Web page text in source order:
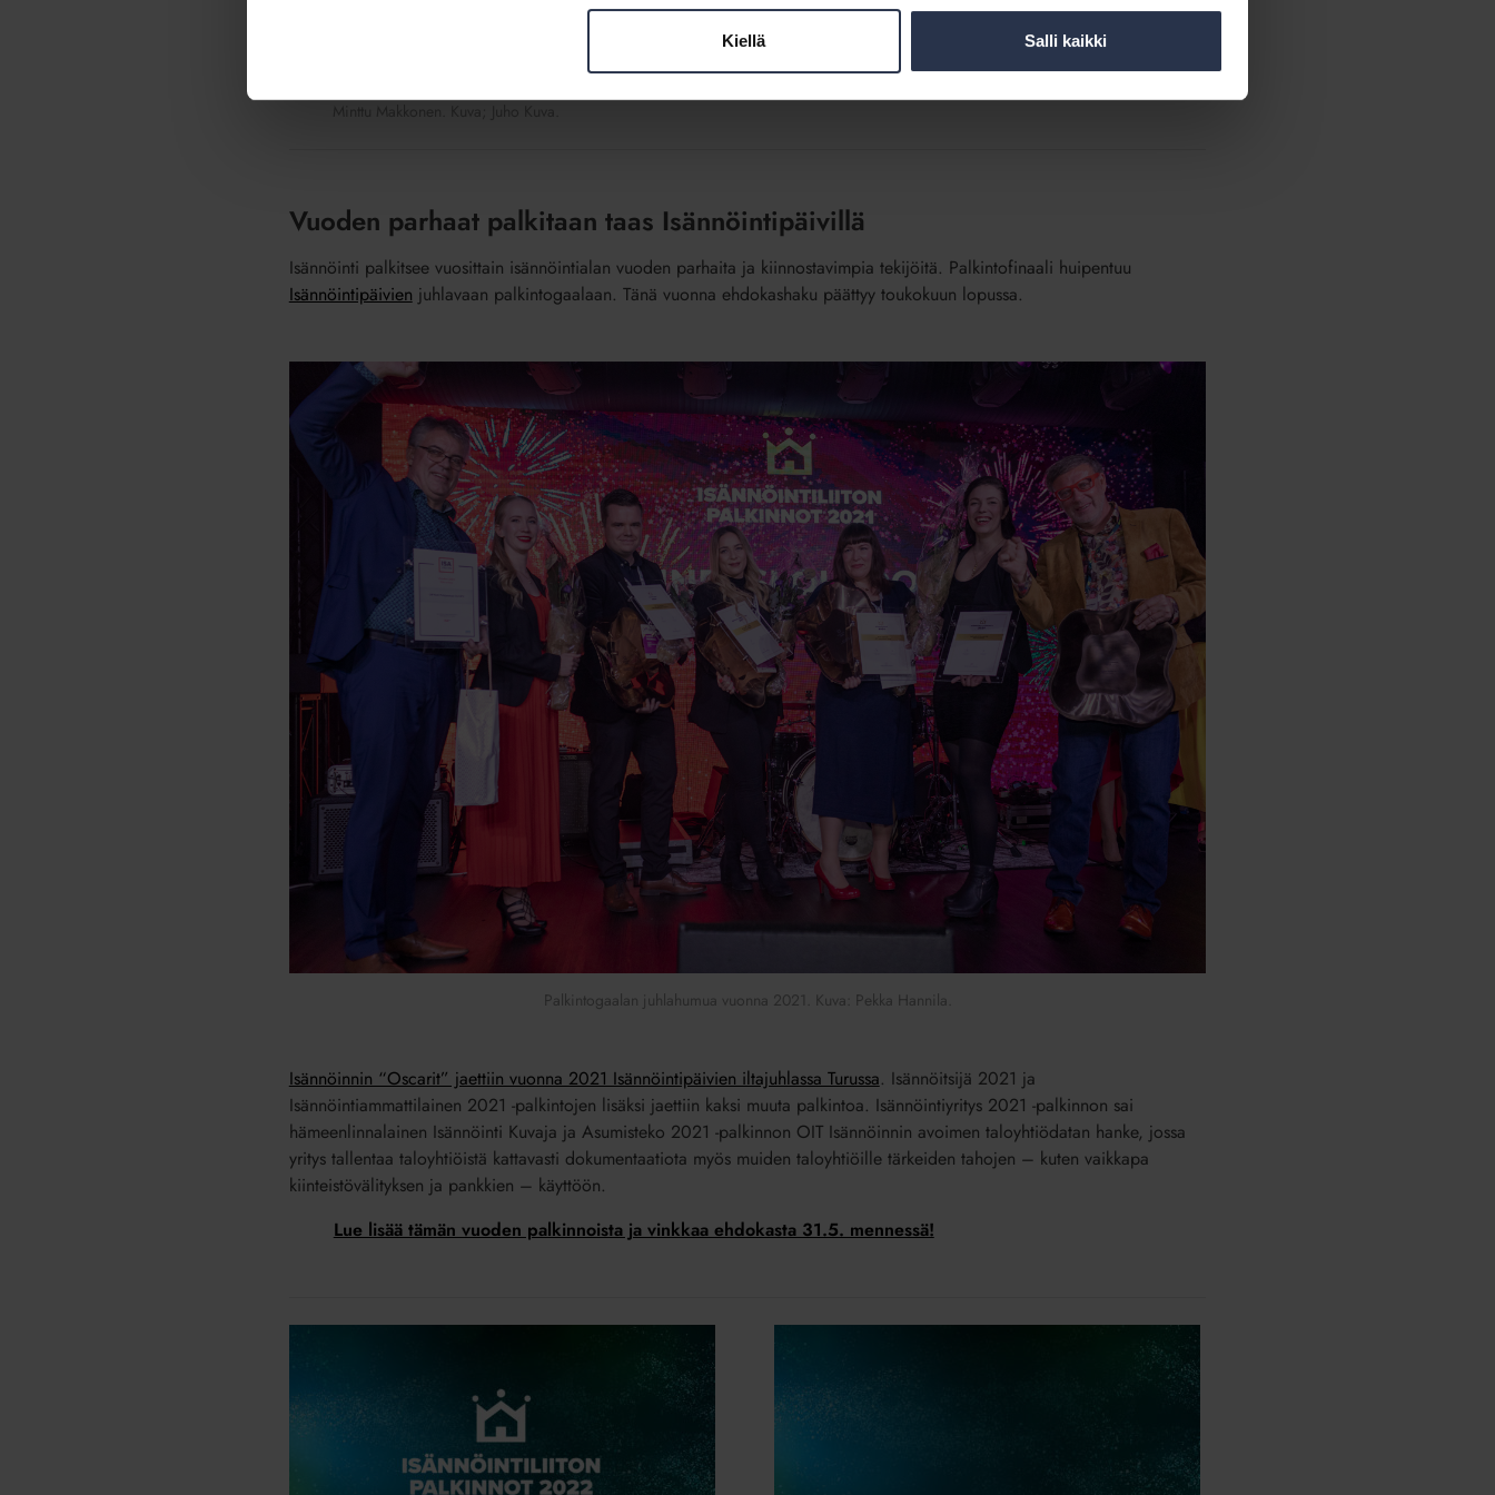
Kiellä Salli kaikki
Kilpasarjaan ovat tervetulleita isännöintiyrityksissä muissa rooleissa kuin
isännöitsijänä työskentelevät ammattilaiset, kuten asiakaspalvelijat,
kiinteistösihteerit, kirjanpitäjät tai vaikka harjoittelijat.
Vuoden parhaat palkitaan taas Isännöintipäivillä
Isännöinti palkitsee vuosittain isännöintialan vuoden parhaita ja kiinnostavimpia tekijöitä. Palkintofinaali huipentuu
Isännöintipäivien juhlavaan palkintogaalaan. Tänä vuonna ehdokashaku päättyy toukokuun lopussa.
Palkintogaalan juhlahumua vuonna 2021. Kuva: Pekka Hannila.
Isännöinnin “Oscarit” jaettiin vuonna 2021 Isännöintipäivien iltajuhlassa Turussa. Isännöitsijä 2021 ja
Isännöintiammattilainen 2021 -palkintojen lisäksi jaettiin kaksi muuta palkintoa. Isännöintiyritys 2021 -palkinnon sai
hämeenlinnalainen Isännöinti Kuvaja ja Asumisteko 2021 -palkinnon OIT Isännöinnin avoimen taloyhtiödatan hanke, jossa
yritys tallentaa taloyhtiöistä kattavasti dokumentaatiota myös muiden taloyhtiöille tärkeiden tahojen – kuten vaikkapa
kiinteistövälityksen ja pankkien – käyttöön.
Lue lisää tämän vuoden palkinnoista ja vinkkaa ehdokasta 31.5. mennessä!
palkintokisaan
isännöinti